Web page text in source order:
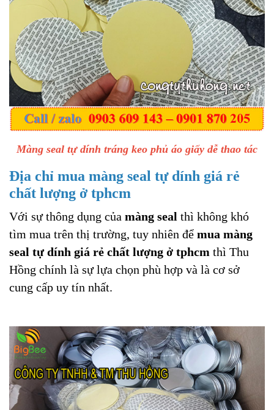
Màng seal tự dính tráng keo phủ áo giấy dễ thao tác
Địa chỉ mua màng seal tự dính giá rẻ
chất lượng ở tphcm
Với sự thông dụng của màng seal thì không khó
tìm mua trên thị trường, tuy nhiên để mua màng
seal tự dính giá rẻ chất lượng ở tphcm thì Thu
Hồng chính là sự lựa chọn phù hợp và là cơ sở
cung cấp uy tín nhất.